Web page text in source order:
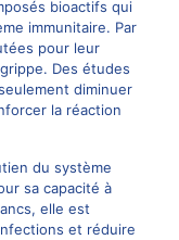
bioactifs qui
immunitaire. Par
pour leur
Des études
diminuer
la réaction
du système
sa capacité à
elle est
et réduire